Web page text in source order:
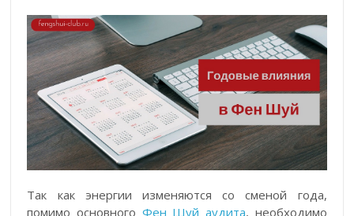
Так как энергии изменяются со сменой года,
помимо основного Фен Шуй аудита, необходимо